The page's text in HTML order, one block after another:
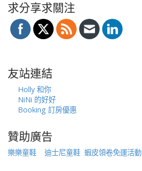
求分享求關注
友站連結
Holly 和你
NiNi 的好好
Booking 訂房優惠
贊助廣告
樂樂童鞋 迪士尼童鞋 蝦皮領卷免運活動